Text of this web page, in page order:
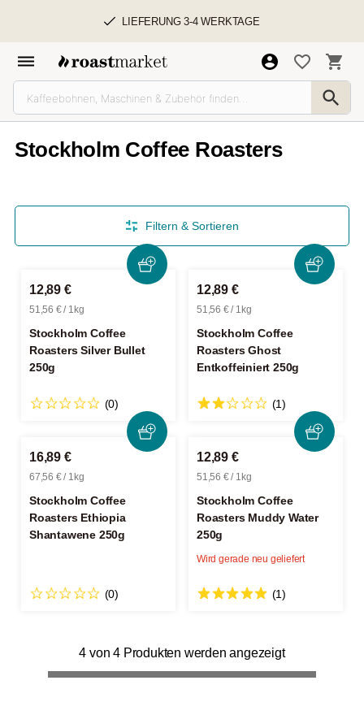
LIEFERUNG 3-4 WERKTAGE
Stockholm Coffee Roasters
Filtern & Sortieren
12,89 €
51,56 € / 1kg
Stockholm Coffee
Roasters Silver Bullet
250g
(0)
12,89 €
51,56 € / 1kg
Stockholm Coffee
Roasters Ghost
Entkoffeiniert 250g
(1)
16,89 €
67,56 € / 1kg
Stockholm Coffee
Roasters Ethiopia
Shantawene 250g
(0)
12,89 €
51,56 € / 1kg
Stockholm Coffee
Roasters Muddy Water
250g
(1)
Wird gerade neu geliefert
4 von 4 Produkten werden angezeigt